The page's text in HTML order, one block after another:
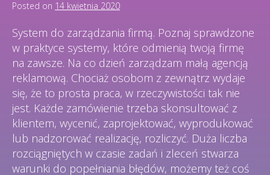
Posted on 14 kwietnia 2020
System do zarządzania firmą. Poznaj sprawdzone
w praktyce systemy, które odmienią twoją firmę
na zawsze. Na co dzień zarządzam małą agencją
reklamową. Chociaż osobom z zewnątrz wydaje
się, że to prosta praca, w rzeczywistości tak nie
jest. Każde zamówienie trzeba skonsultować z
klientem, wycenić, zaprojektować, wyprodukować
lub nadzorować realizację, rozliczyć. Duża liczba
rozciągniętych w czasie zadań i zleceń stwarza
warunki do popełniania błędów, możemy też coś